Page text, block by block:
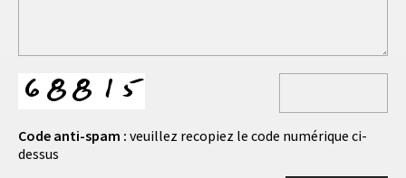
Code anti-spam : veuillez recopiez le code numérique ci-
dessus